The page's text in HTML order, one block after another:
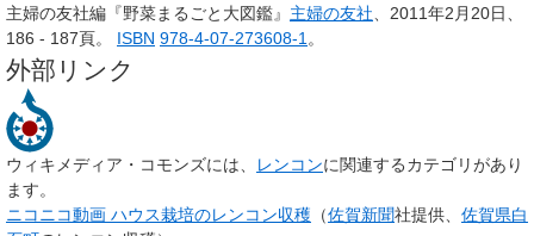
主婦の友社編『野菜まるごと大図鑑』 主婦の友社 、2011年2月20日、
186 - 187頁。 ISBN 978-4-07-273608-1 。
外部リンク
ウィキメディア・コモンズには、 レンコンに関連するカテゴリがあり
ます。
ニコニコ動画 ハウス栽培のレンコン収穫 （佐賀新聞社提供、 佐賀県白